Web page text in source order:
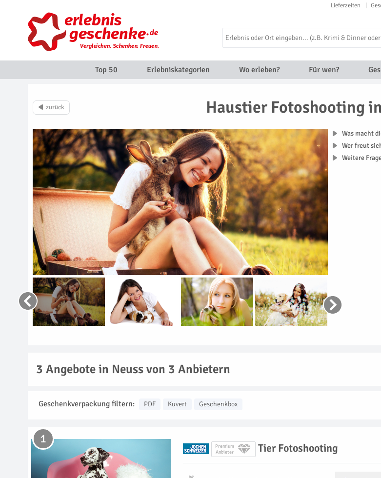
Lieferzeiten
Top 50 Erlebniskategorien Wo erleben? Für wen?
Haustier Fotoshooting
Was macht
Wer freut
Weitere
3 Angebote in Neuss von 3 Anbietern
Geschenkverpackung filtern: PDF Kuvert Geschenkbox
Premium
Anbieter
Tier Fotoshooting
1